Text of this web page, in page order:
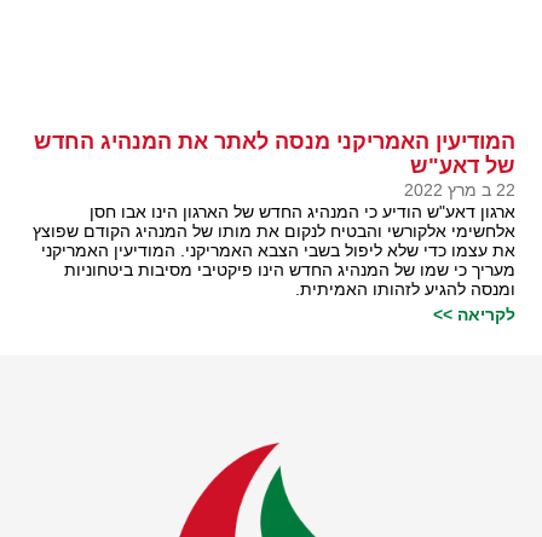
המודיעין האמריקני מנסה לאתר את המנהיג החדש
של דאע"ש
22 ב מרץ 2022
ארגון דאע"ש הודיע כי המנהיג החדש של הארגון הינו אבו חסן
אלחשימי אלקורשי והבטיח לנקום את מותו של המנהיג הקודם שפוצץ
את עצמו כדי שלא ליפול בשבי הצבא האמריקני. המודיעין האמריקני
מעריך כי שמו של המנהיג החדש הינו פיקטיבי מסיבות ביטחוניות
ומנסה להגיע לזהותו האמיתית.
לקריאה >>